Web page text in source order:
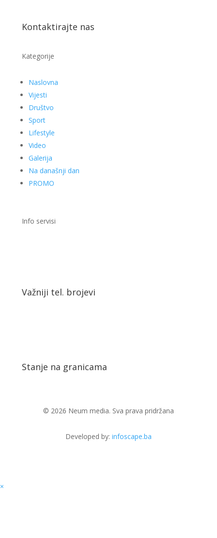
Kontaktirajte nas
Kategorije
Naslovna
Vijesti
Društvo
Sport
Lifestyle
Video
Galerija
Na današnji dan
PROMO
Info servisi
Važniji tel. brojevi
Stanje na granicama
© 2026 Neum media. Sva prava pridržana
Developed by: infoscape.ba
×